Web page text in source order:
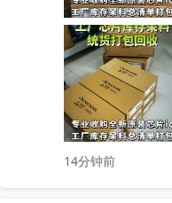
覆盖全国上门收货
只需提供型号、数
无中间商层层压价
有闲置电子库存欢
14分钟前